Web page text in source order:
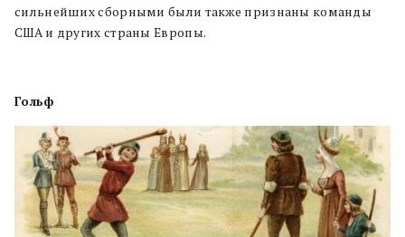
сильнейших сборными были также признаны команды
США и других страны Европы.
Гольф